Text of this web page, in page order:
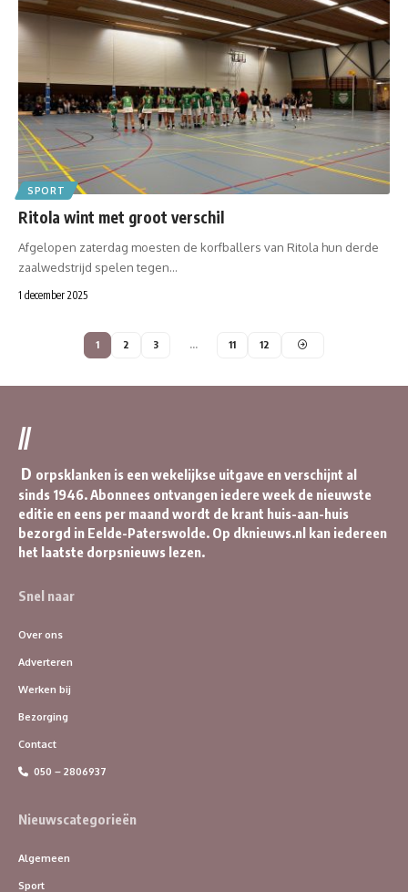
SPORT
Ritola wint met groot verschil
Afgelopen zaterdag moesten de korfballers van Ritola hun derde
zaalwedstrijd spelen tegen…
1 december 2025
1 2 3 … 11 12
//
D orpsklanken is een wekelijkse uitgave en verschijnt al
sinds 1946. Abonnees ontvangen iedere week de nieuwste
editie en eens per maand wordt de krant huis-aan-huis
bezorgd in Eelde-Paterswolde. Op dknieuws.nl kan iedereen
het laatste dorpsnieuws lezen.
Snel naar
Over ons
Adverteren
Werken bij
Bezorging
Contact
050 – 2806937
Nieuwscategorieën
Algemeen
Sport